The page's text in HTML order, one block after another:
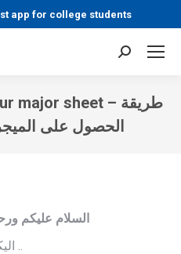
app for college students
Search:
الحصول على
السلام عليكم
اليكم ..